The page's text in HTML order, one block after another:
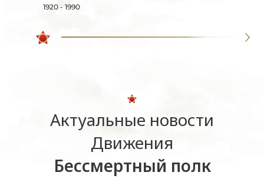
1920 - 1990
Актуальные новости
Движения
Бессмертный полк